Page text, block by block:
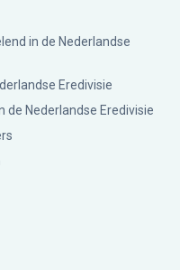
in de Nederlandse
Eredivisie
Nederlandse Eredivisie